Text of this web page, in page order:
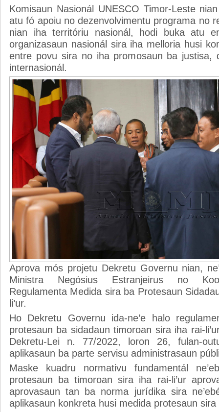
Komisaun Nasionál UNESCO Timor-Leste
atu fó apoiu no dezenvolvimentu programa no
nian iha territóriu nasionál, hodi buka atu
organizasaun nasionál sira iha melloria husi
entre povu sira no iha promosaun ba justisa,
internasionál.
Aprova mós projetu Dekretu Governu nian,
Ministra Negósius Estranjeirus no
Regulamenta Medida sira ba Protesaun
li’ur.
Ho Dekretu Governu ida-ne’e halo
protesaun ba sidadaun timoroan sira iha rai-
Dekretu-Lei n. 77/2022, loron 26, fulan-
aplikasaun ba parte servisu administrasaun
Maske kuadru normativu fundamentál
protesaun ba timoroan sira iha rai-li’ur
aprovasaun tan ba norma jurídika sira
aplikasaun konkreta husi medida protesaun sira